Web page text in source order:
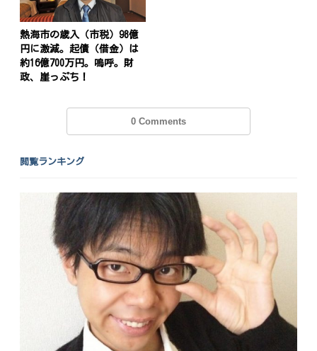
熱海市の歳入（市税）98億
円に激減。起債（借金）は
約16億700万円。嗚呼。財
政、崖っぷち！
0 Comments
閲覧ランキング